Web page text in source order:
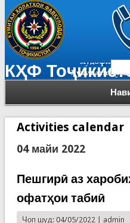
КҲФ
Activities calendar
04 майи 2022
Пешгирӣ аз
офатҳои табиӣ
Чоп шуд: 04/05/2022 | admin